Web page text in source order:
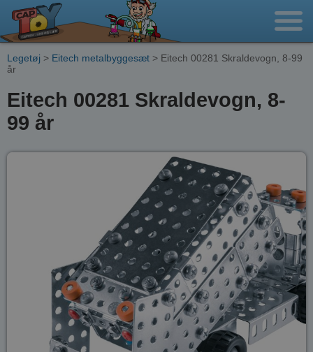
Legetøj > Eitech metalbyggesæt > Eitech 00281 Skraldevogn, 8-99
år
Eitech 00281 Skraldevogn, 8-
99 år